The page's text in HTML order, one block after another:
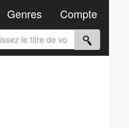
Genres Compte